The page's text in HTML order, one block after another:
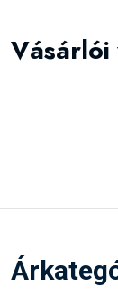
Vásárlói